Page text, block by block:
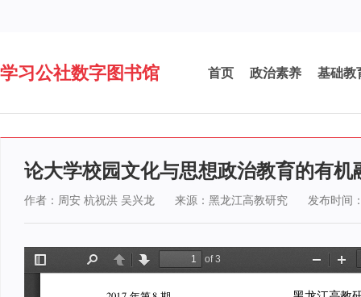
学习公社数字图书馆 首页 政治素养 基础教
论大学校园文化与思想政治教育的有机
作者：周安 杭祝洪 吴兴龙 来源：黑龙江高教研究 发布时间